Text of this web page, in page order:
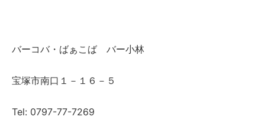
バーコバ・ばぁこば バー小林
宝塚市南口１－１６－５
Tel: 0797-77-7269